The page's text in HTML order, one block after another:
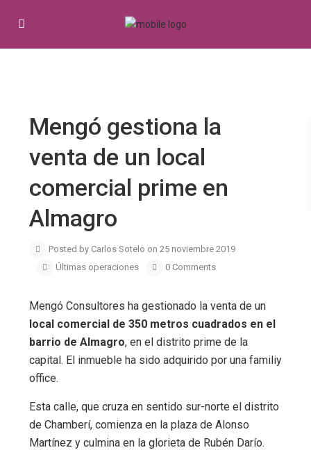
Mengó gestiona la
venta de un local
comercial prime en
Almagro
Posted by Carlos Sotelo on 25 noviembre 2019
Últimas operaciones
0 Comments
Mengó Consultores ha gestionado la venta de un
local comercial de 350 metros cuadrados en el
barrio de Almagro, en el distrito prime de la
capital. El inmueble ha sido adquirido por una familiy
office.
Esta calle, que cruza en sentido sur-norte el distrito
de Chamberí, comienza en la plaza de Alonso
Martínez y culmina en la glorieta de Rubén Darío.